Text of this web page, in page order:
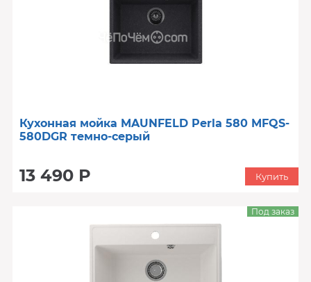
Кухонная мойка MAUNFELD Perla 580 MFQS-
580DGR темно-серый
13 490 Р Купить
Под заказ